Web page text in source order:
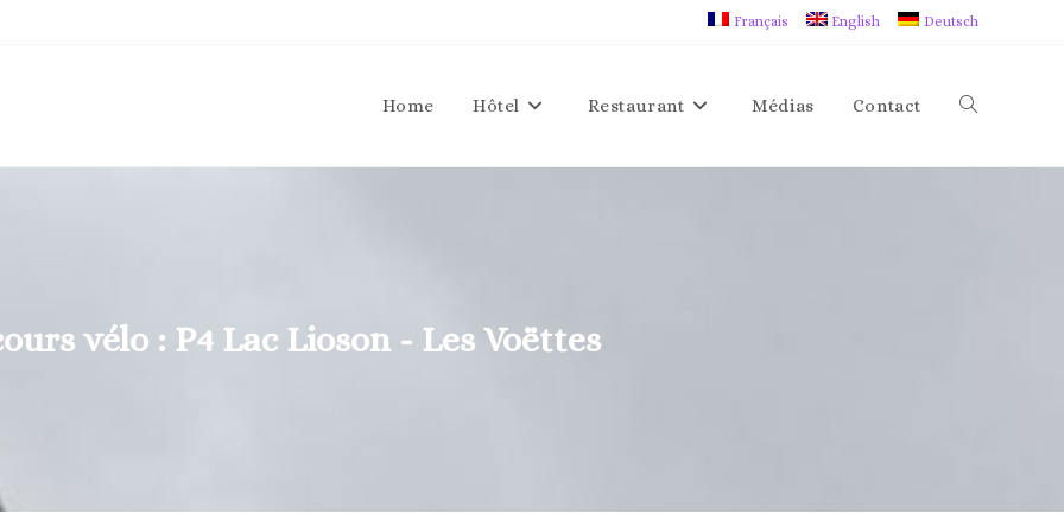
Français English Deutsch
Home Hôtel Restaurant Médias Contact
vélo : P4 Lac Lioson - Les Voëttes